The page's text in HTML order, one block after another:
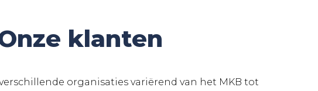
klanten
organisaties variërend van het MKB tot